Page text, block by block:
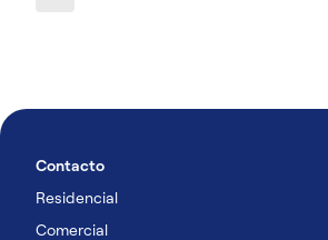
Contacto
Residencial
Comercial